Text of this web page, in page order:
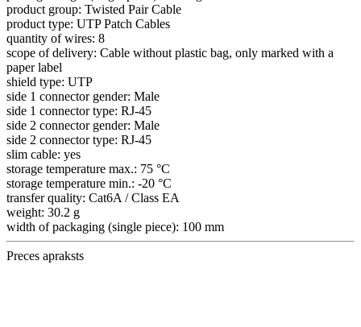
product group: Twisted Pair Cable
product type: UTP Patch Cables
quantity of wires: 8
scope of delivery: Cable without plastic bag, only marked with a
paper label
shield type: UTP
side 1 connector gender: Male
side 1 connector type: RJ-45
side 2 connector gender: Male
side 2 connector type: RJ-45
slim cable: yes
storage temperature max.: 75 °C
storage temperature min.: -20 °C
transfer quality: Cat6A / Class EA
weight: 30.2 g
width of packaging (single piece): 100 mm
Preces apraksts